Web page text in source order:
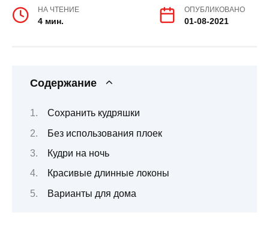
НА ЧТЕНИЕ
4 мин.
ОПУБЛИКОВАНО
01-08-2021
Содержание
Сохранить кудряшки
Без использования плоек
Кудри на ночь
Красивые длинные локоны
Варианты для дома